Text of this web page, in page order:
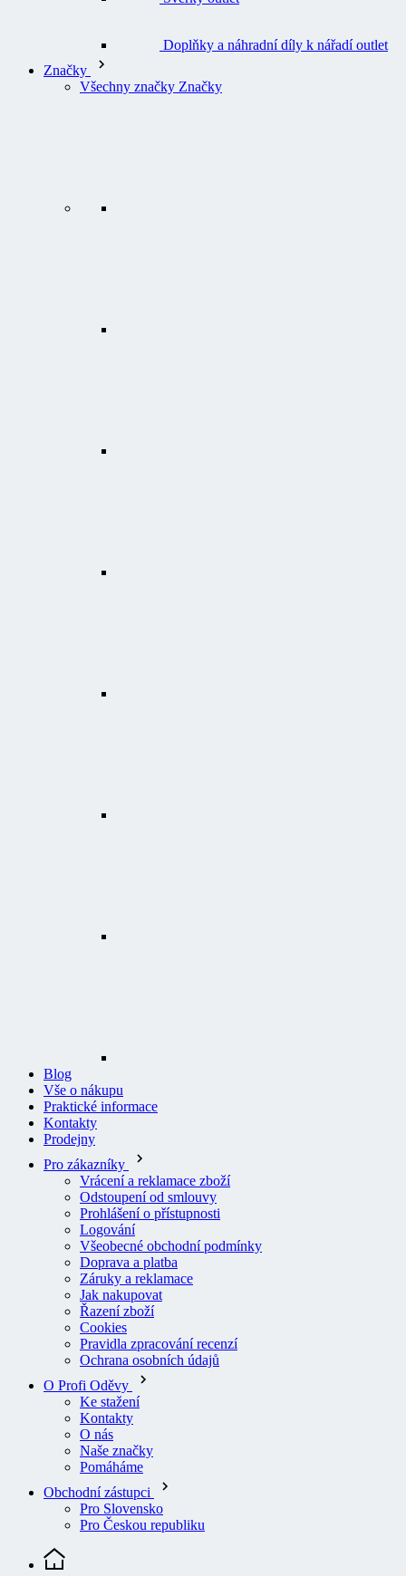
Všechny značky Značky
Vše o nákupu
Praktické informace
Kontakty
Prodejny
Pro zákazníky
Vrácení a reklamace zboží
Odstoupení od smlouvy
Prohlášení o přístupnosti
Logování
Všeobecné obchodní podmínky
Doprava a platba
Záruky a reklamace
Jak nakupovat
Řazení zboží
Cookies
Pravidla zpracování recenzí
Ochrana osobních údajů
O Profi Oděvy
Ke stažení
Kontakty
O nás
Naše značky
Pomáháme
Obchodní zástupci
Pro Slovensko
Pro Českou republiku